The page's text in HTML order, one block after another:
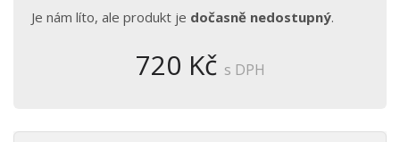
Je nám líto, ale produkt je dočasně nedostupný.
720 Kč s DPH